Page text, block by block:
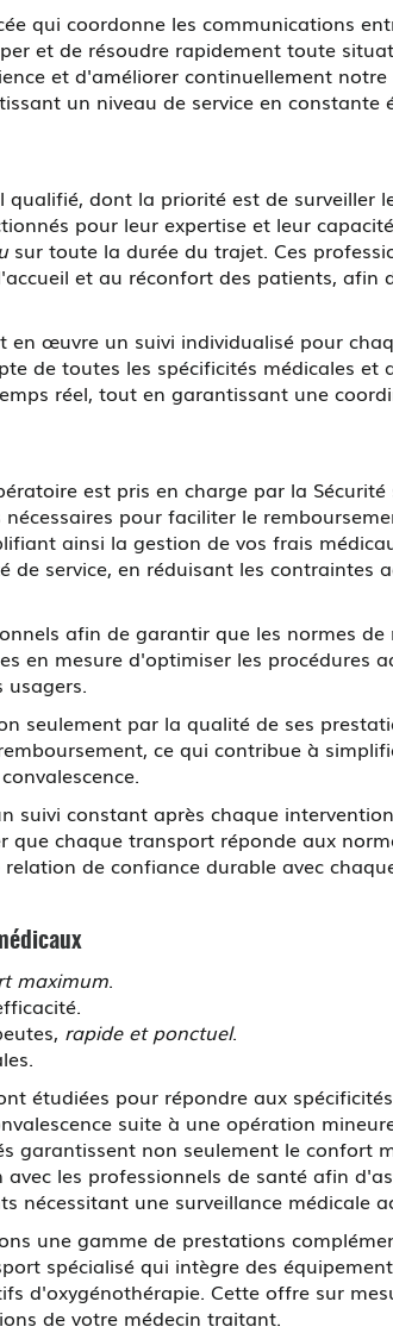
qui coordonne les communications
et de résoudre rapidement toute
et d'améliorer continuellement notre
un niveau de service en
dont la priorité est de surveiller
pour leur expertise et leur
sur toute la durée du trajet. Ces
et au réconfort des patients, afin
œuvre un suivi individualisé pour
de toutes les spécificités médicales et
réel, tout en garantissant une
est pris en charge par la
pour faciliter le
ainsi la gestion de vos frais
service, en réduisant les contraintes
afin de garantir que les normes
en mesure d'optimiser les procédures
seulement par la qualité de ses
ce qui contribue à
constant après chaque
chaque transport réponde aux
de confiance durable avec
maximum.
rapide et ponctuel.
étudiées pour répondre aux
suite à une opération
garantissent non seulement le confort
les professionnels de santé afin
nécessitant une surveillance médicale
une gamme de prestations
spécialisé qui intègre des
d'oxygénothérapie. Cette offre sur
de votre médecin traitant.